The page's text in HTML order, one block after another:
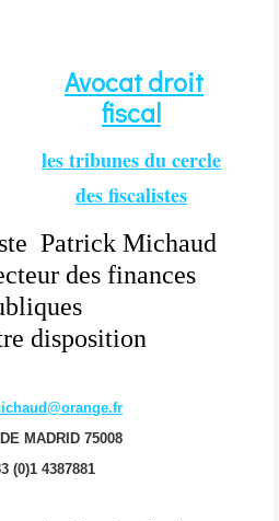
Avocat droit
fiscal
les tribunes du cercle
des fiscalistes
Patrick Michaud
des finances
disposition
MADRID 75008
(0)1 4387881